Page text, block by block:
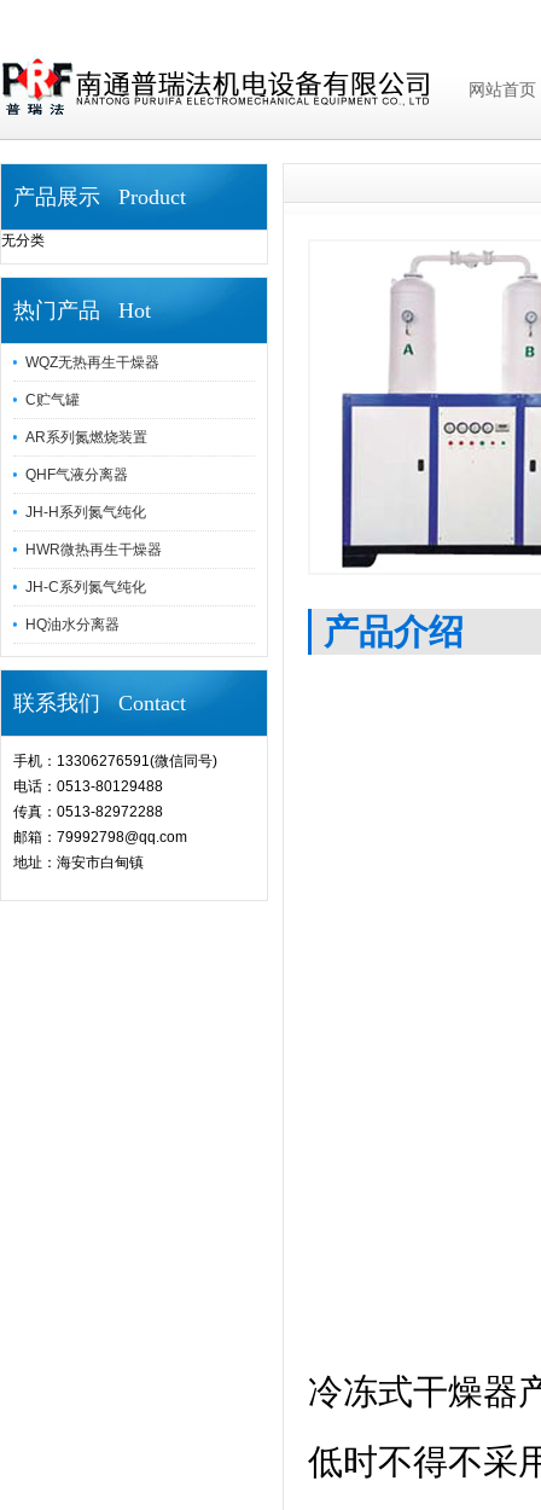
网站首页
产品展示 Product
无分类
热门产品 Hot
WQZ无热再生干燥器
C贮气罐
AR系列氮燃烧装置
QHF气液分离器
JH-H系列氮气纯化
HWR微热再生干燥器
JH-C系列氮气纯化
HQ油水分离器
联系我们 Contact
手机：13306276591(微信同号)
电话：0513-80129488
传真：0513-82972288
邮箱：79992798@qq.com
地址：海安市白甸镇
产品介绍
冷冻式干燥器
低时不得不采